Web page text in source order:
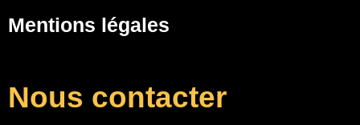
Mentions légales
Nous contacter